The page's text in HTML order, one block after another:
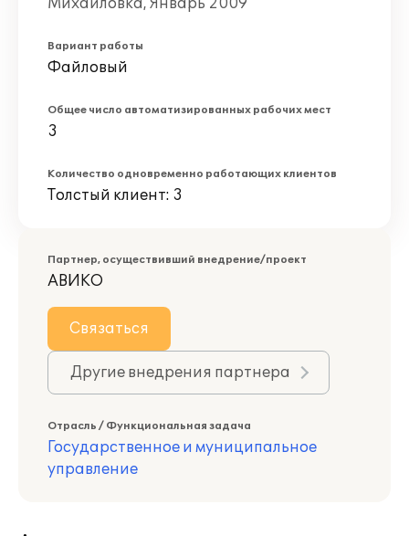
Михайловка, Январь 2009
Вариант работы
Файловый
Общее число автоматизированных рабочих мест
3
Количество одновременно работающих клиентов
Толстый клиент: 3
Партнер, осуществивший внедрение/проект
АВИКО
Связаться
Другие внедрения партнера
Отрасль / Функциональная задача
Государственное и муниципальное
управление